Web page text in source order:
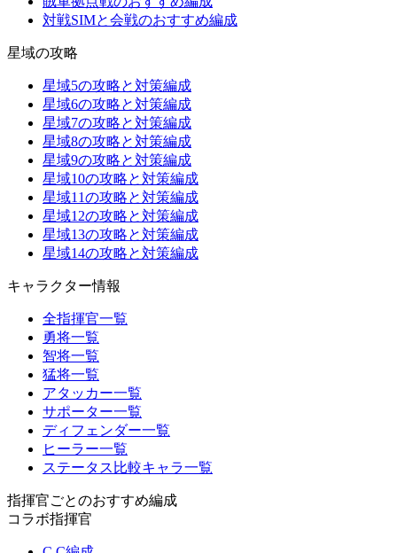
対戦SIMと会戦のおすすめ編成
星域の攻略
星域5の攻略と対策編成
星域6の攻略と対策編成
星域7の攻略と対策編成
星域8の攻略と対策編成
星域9の攻略と対策編成
星域10の攻略と対策編成
星域11の攻略と対策編成
星域12の攻略と対策編成
星域13の攻略と対策編成
星域14の攻略と対策編成
キャラクター情報
全指揮官一覧
勇将一覧
智将一覧
猛将一覧
アタッカー一覧
サポーター一覧
ディフェンダー一覧
ヒーラー一覧
ステータス比較キャラ一覧
指揮官ごとのおすすめ編成
コラボ指揮官